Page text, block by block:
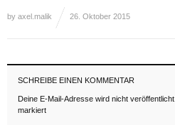
by axel.malik 26. Oktober 2015
SCHREIBE EINEN KOMMENTAR
Deine E-Mail-Adresse wird nicht veröffentlicht.
markiert